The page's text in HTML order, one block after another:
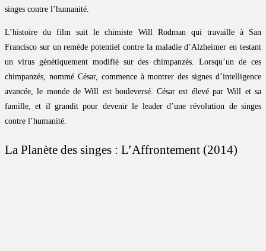
singes contre l’humanité.
L’histoire du film suit le chimiste Will Rodman qui travaille à San
Francisco sur un remède potentiel contre la maladie d’Alzheimer en testant
un virus génétiquement modifié sur des chimpanzés. Lorsqu’un de ces
chimpanzés, nommé César, commence à montrer des signes d’intelligence
avancée, le monde de Will est bouleversé. César est élevé par Will et sa
famille, et il grandit pour devenir le leader d’une révolution de singes
contre l’humanité.
La Planète des singes : L’Affrontement (2014)